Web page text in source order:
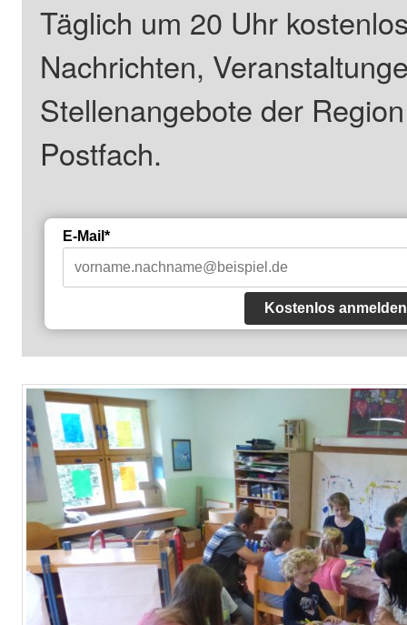
Täglich um 20 Uhr
Nachrichten,
Stellenangebote der
Postfach.
E-Mail*
Kostenlos anmelden